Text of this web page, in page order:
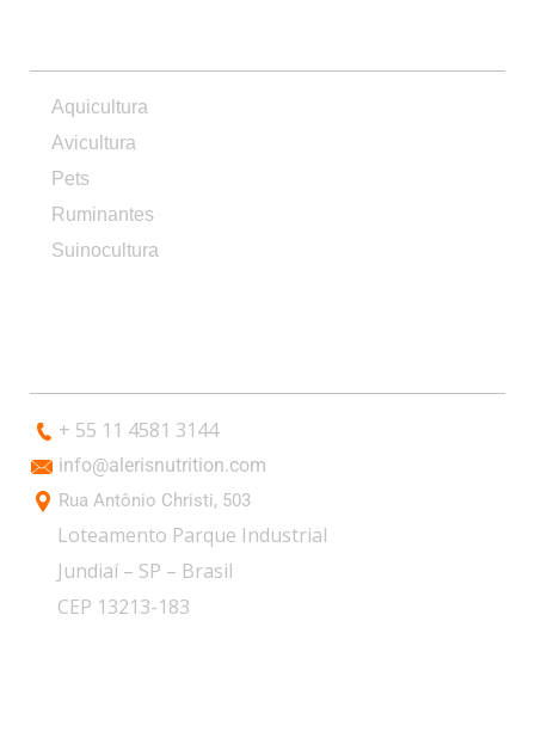
Aquicultura
Avicultura
Pets
Ruminantes
Suinocultura
+ 55 11 4581 3144
info@alerisnutrition.com
Rua Antônio Christi, 503
Loteamento Parque Industrial
Jundiaí – SP – Brasil
CEP 13213-183